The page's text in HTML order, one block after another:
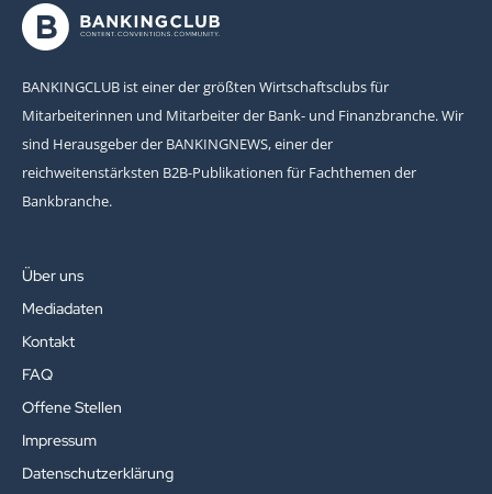
BANKINGCLUB ist einer der größten Wirtschaftsclubs für
Mitarbeiterinnen und Mitarbeiter der Bank- und Finanzbranche. Wir
sind Herausgeber der BANKINGNEWS, einer der
reichweitenstärksten B2B-Publikationen für Fachthemen der
Bankbranche.
Über uns
Mediadaten
Kontakt
FAQ
Offene Stellen
Impressum
Datenschutzerklärung